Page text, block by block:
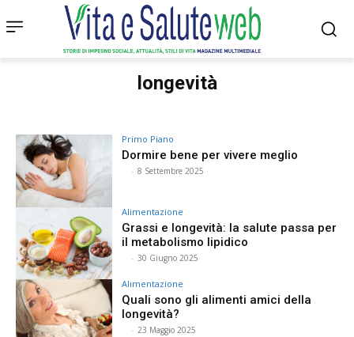
longevità
Primo Piano
Dormire bene per vivere meglio
- 8 Settembre 2025
Alimentazione
Grassi e longevità: la salute passa per
il metabolismo lipidico
- 30 Giugno 2025
Alimentazione
Quali sono gli alimenti amici della
longevità?
- 23 Maggio 2025